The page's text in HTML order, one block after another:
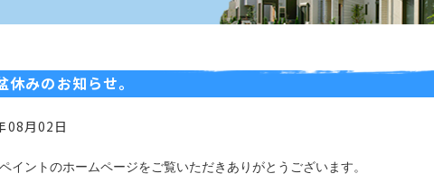
休みのお知らせ。
08月02日
イントのホームページをご覧いただきありがとうございます。